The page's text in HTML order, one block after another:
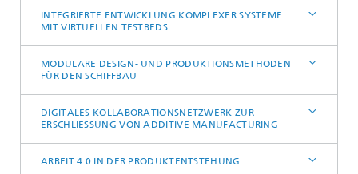
INTEGRIERTE ENTWICKLUNG KOMPLEXER SYSTEME
MIT VIRTUELLEN TESTBEDS
MODULARE DESIGN- UND PRODUKTIONSMETHODEN
FÜR DEN SCHIFFBAU
DIGITALES KOLLABORATIONSNETZWERK ZUR
ERSCHLIESSUNG VON ADDITIVE MANUFACTURING
ARBEIT 4.0 IN DER PRODUKTENTSTEHUNG